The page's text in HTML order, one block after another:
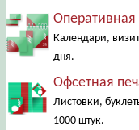
Оперативная
Календари,
дня.
Офсетная
Листовки,
1000 штук.